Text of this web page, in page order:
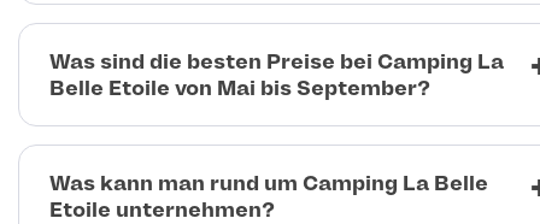
Was sind die besten Preise bei Camping La
Belle Etoile von Mai bis September?
Was kann man rund um Camping La Belle
Etoile unternehmen?